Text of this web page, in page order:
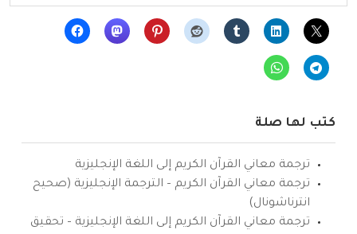
كتب لها صلة
ترجمة معاني القرآن الكريم إلى اللغة الإنجليزية
ترجمة معاني القرآن الكريم – الترجمة الإنجليزية (صحيح
انترناشونال)
ترجمة معاني القرآن الكريم إلى اللغة الإنجليزية – تحقيق